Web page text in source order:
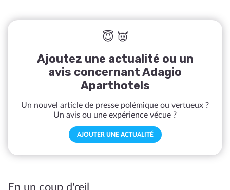
😇 👿
Ajoutez une actualité ou un
avis concernant Adagio
Aparthotels
Un nouvel article de presse polémique ou vertueux ?
Un avis ou une expérience vécue ?
AJOUTER UNE ACTUALITÉ
En un coup d'œil